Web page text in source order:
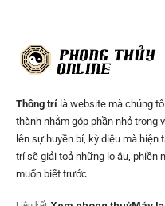
Thông trí là website mà chúng
thành nhằm góp phần nhỏ trong
lên sự huyền bí, kỳ diệu mà
trí sẽ giải toả những lo âu, phiền
muốn biết trước.